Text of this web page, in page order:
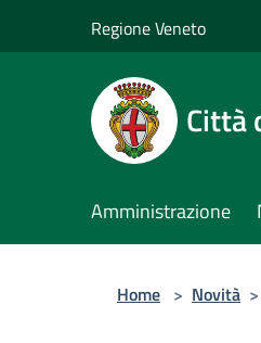
Regione Veneto
Città
Amministrazione
Home > Novità >